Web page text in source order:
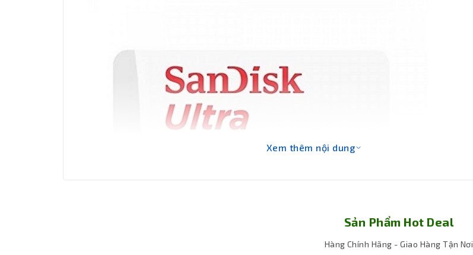
Xem thêm nội dung
Sản Phẩm Hot Deal
Hàng Chính Hãng - Giao Hàng Tận Nơi